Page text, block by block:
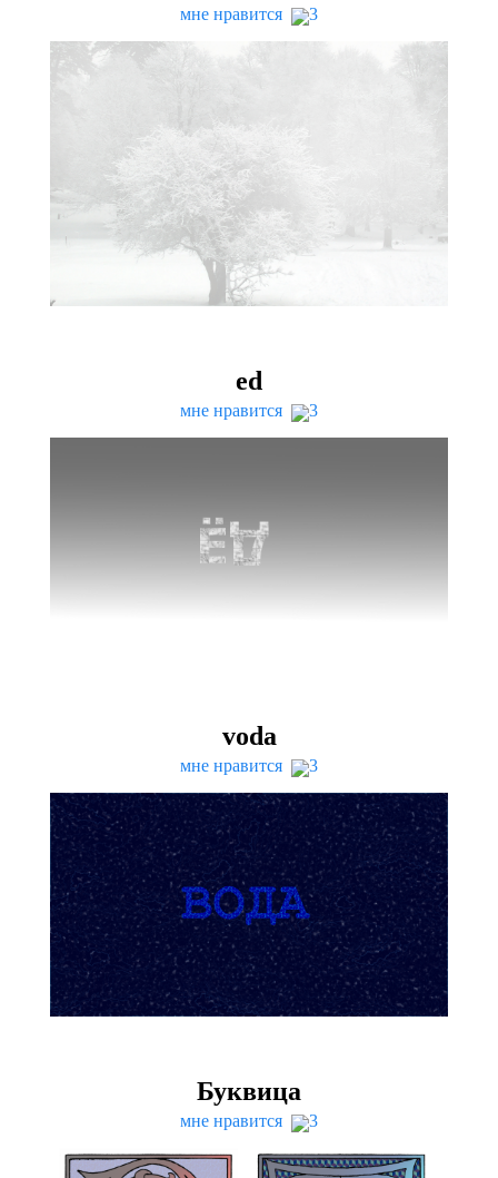
мне нравится 3
ed
мне нравится 3
voda
мне нравится 3
Буквица
мне нравится 3